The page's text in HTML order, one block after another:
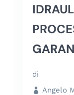
di
Angelo